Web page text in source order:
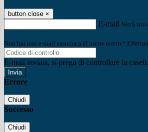
button close ×
E-mail Verrà
Non hai una e-mail associata al nome utente?
E-mail inviata, si prega di controllare la
Errore
Chiudi
Successo
Chiudi